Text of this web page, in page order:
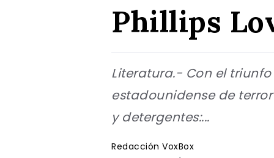
Phillips
Literatura.- Con el
estadounidense de
y detergentes:...
Redacción VoxBox